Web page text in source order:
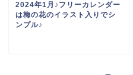
2024年1月♪フリーカレンダー
は梅の花のイラスト入りでシ
ンプル♪